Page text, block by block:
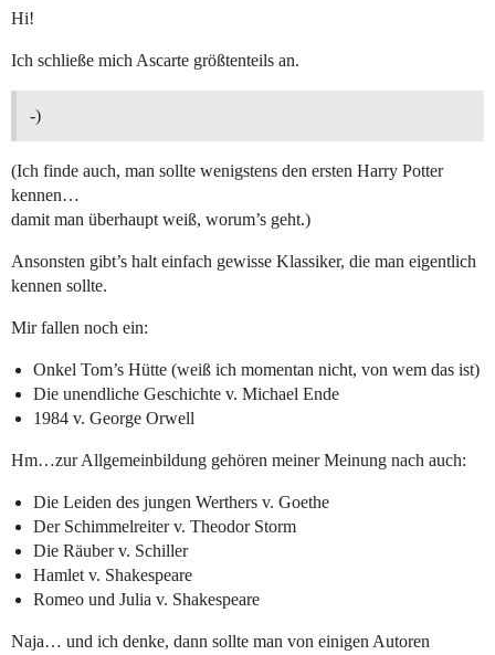
Hi!
Ich schließe mich Ascarte größtenteils an.
-)
(Ich finde auch, man sollte wenigstens den ersten Harry Potter
kennen…
damit man überhaupt weiß, worum’s geht.)
Ansonsten gibt’s halt einfach gewisse Klassiker, die man eigentlich
kennen sollte.
Mir fallen noch ein:
Onkel Tom’s Hütte (weiß ich momentan nicht, von wem das ist)
Die unendliche Geschichte v. Michael Ende
1984 v. George Orwell
Hm…zur Allgemeinbildung gehören meiner Meinung nach auch:
Die Leiden des jungen Werthers v. Goethe
Der Schimmelreiter v. Theodor Storm
Die Räuber v. Schiller
Hamlet v. Shakespeare
Romeo und Julia v. Shakespeare
Naja… und ich denke, dann sollte man von einigen Autoren